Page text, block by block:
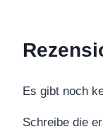
Es gibt noch
Schreibe die